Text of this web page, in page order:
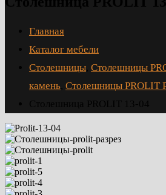
Главная
Каталог мебели
Столешницы Столешницы
камень Столешницы PROLIT